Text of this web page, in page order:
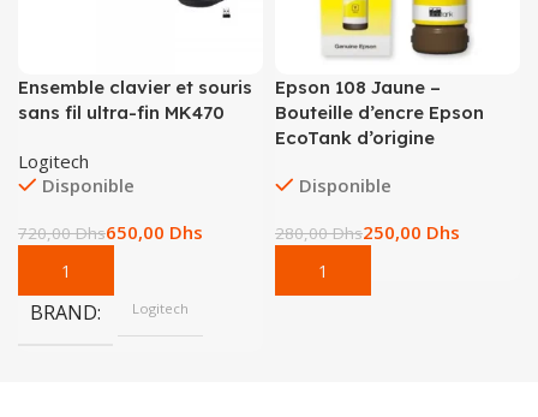
Ensemble clavier et souris
sans fil ultra-fin MK470
Logitech
Disponible
720,00Dhs650,00 Dhs
BRAND Logitech
Epson 108 Jaune –
Bouteille d’encre Epson
EcoTank d’origine
Disponible
280,00Dhs250,00 Dhs